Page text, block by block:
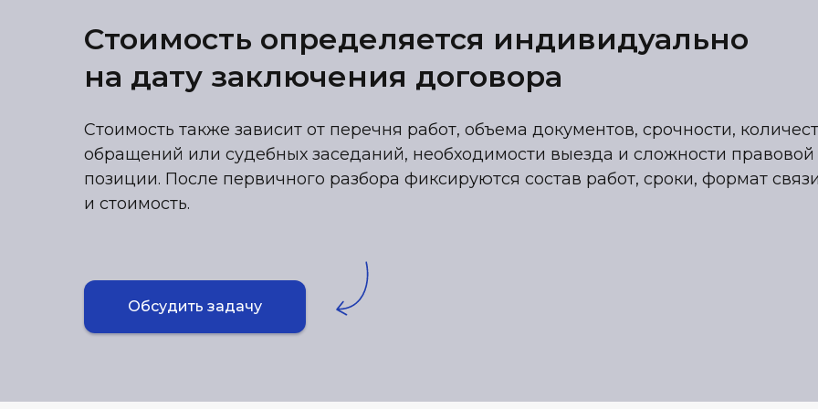
Стоимость определяется индивидуально
на дату заключения договора
Стоимость также зависит от перечня работ, объема документов, срочности,
обращений или судебных заседаний, необходимости выезда и сложности правовой
позиции. После первичного разбора фиксируются состав работ, сроки, формат связи
и стоимость.
Обсудить задачу